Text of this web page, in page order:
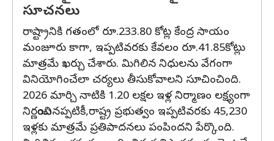
సూచనలు
రాష్ట్రానికి గతంలో రూ.233.80 కోట్ల కేంద్ర సాయం
మంజూరు కాగా, ఇప్పటివరకు కేవలం రూ.41.85కోట్లు
మాత్రమే ఖర్చు చేశారు. మిగిలిన నిధులను వేగంగా
వినియోగించేలా చర్యలు తీసుకోవాలని సూచించింది.
2026 మార్చి నాటికి 1.20 లక్షల ఇళ్ల నిర్మాణం లక్ష్యంగా
నిర్ణయించినప్పటికీ,రాష్ట్ర ప్రభుత్వం ఇప్పటివరకు 45,230
ఇళ్లకు మాత్రమే ప్రతిపాదనలు పంపిందని పేర్కొంది.